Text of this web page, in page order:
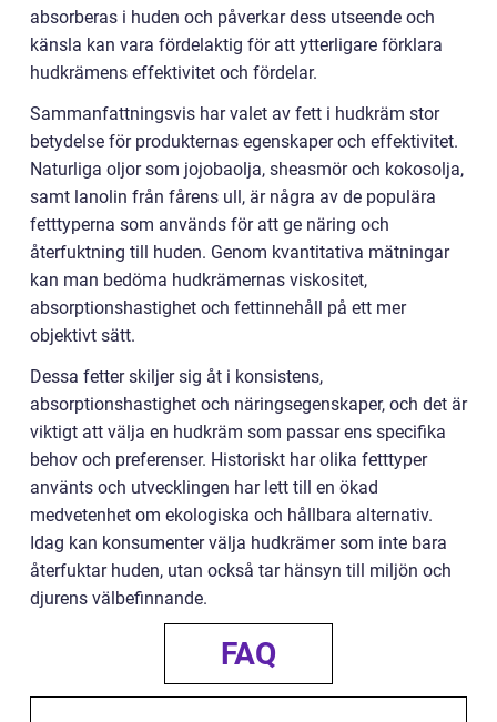
absorberas i huden och påverkar dess utseende och
känsla kan vara fördelaktig för att ytterligare förklara
hudkrämens effektivitet och fördelar.
Sammanfattningsvis har valet av fett i hudkräm stor
betydelse för produkternas egenskaper och effektivitet.
Naturliga oljor som jojobaolja, sheasmör och kokosolja,
samt lanolin från fårens ull, är några av de populära
fetttyperna som används för att ge näring och
återfuktning till huden. Genom kvantitativa mätningar
kan man bedöma hudkrämernas viskositet,
absorptionshastighet och fettinnehåll på ett mer
objektivt sätt.
Dessa fetter skiljer sig åt i konsistens,
absorptionshastighet och näringsegenskaper, och det är
viktigt att välja en hudkräm som passar ens specifika
behov och preferenser. Historiskt har olika fetttyper
använts och utvecklingen har lett till en ökad
medvetenhet om ekologiska och hållbara alternativ.
Idag kan konsumenter välja hudkrämer som inte bara
återfuktar huden, utan också tar hänsyn till miljön och
djurens välbefinnande.
FAQ